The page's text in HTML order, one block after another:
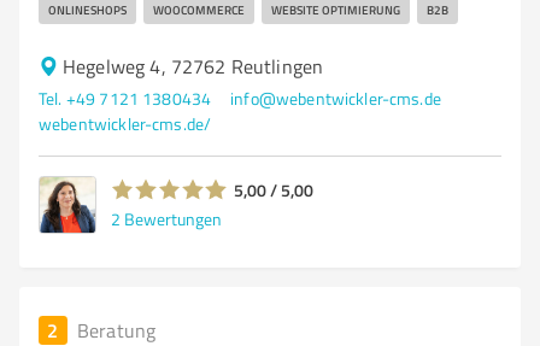
ONLINESHOPS WOOCOMMERCE WEBSITE OPTIMIERUNG B2B
Hegelweg 4, 72762 Reutlingen
Tel. +49 7121 1380434
info@webentwickler-cms.de
webentwickler-cms.de/
5,00 / 5,00
2 Bewertungen
2 Beratung